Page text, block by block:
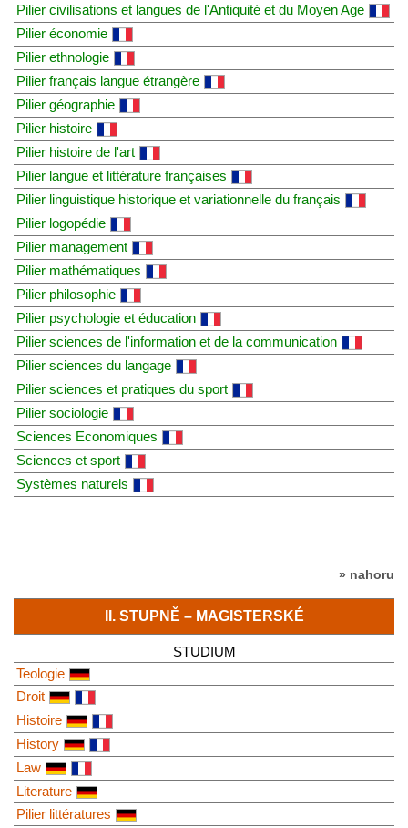
Pilier civilisations et langues de l'Antiquité et du Moyen Age
Pilier économie
Pilier ethnologie
Pilier français langue étrangère
Pilier géographie
Pilier histoire
Pilier histoire de l'art
Pilier langue et littérature françaises
Pilier linguistique historique et variationnelle du français
Pilier logopédie
Pilier management
Pilier mathématiques
Pilier philosophie
Pilier psychologie et éducation
Pilier sciences de l'information et de la communication
Pilier sciences du langage
Pilier sciences et pratiques du sport
Pilier sociologie
Sciences Economiques
Sciences et sport
Systèmes naturels
» nahoru
II. STUPNĚ – MAGISTERSKÉ
STUDIUM
Teologie
Droit
Histoire
History
Law
Literature
Pilier littératures